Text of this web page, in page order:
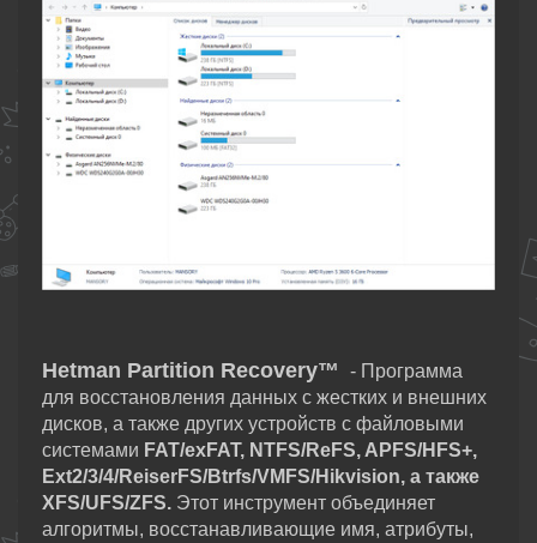
Hetman Partition Recovery™
- Программа
для восстановления данных с жестких и внешних
дисков, а также других устройств с файловыми
системами FAT/exFAT, NTFS/ReFS, APFS/HFS+,
Ext2/3/4/ReiserFS/Btrfs/VMFS/Hikvision, а также
XFS/UFS/ZFS. Этот инструмент объединяет
алгоритмы, восстанавливающие имя, атрибуты,